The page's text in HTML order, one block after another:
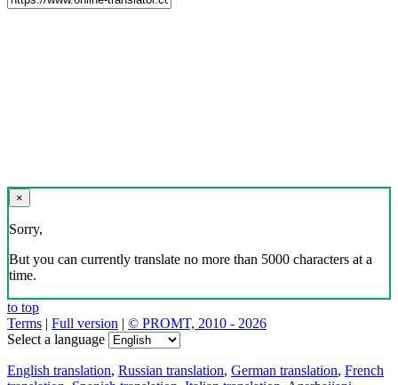
×
Sorry,
But you can currently translate no more than 5000 characters at a
time.
to top
Terms | Full version | © PROMT, 2010 - 2026
Select a language
English translation, Russian translation, German translation, French